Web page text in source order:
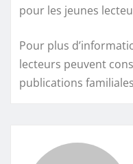
pour les jeunes
Pour plus
lecteurs peuvent
publications